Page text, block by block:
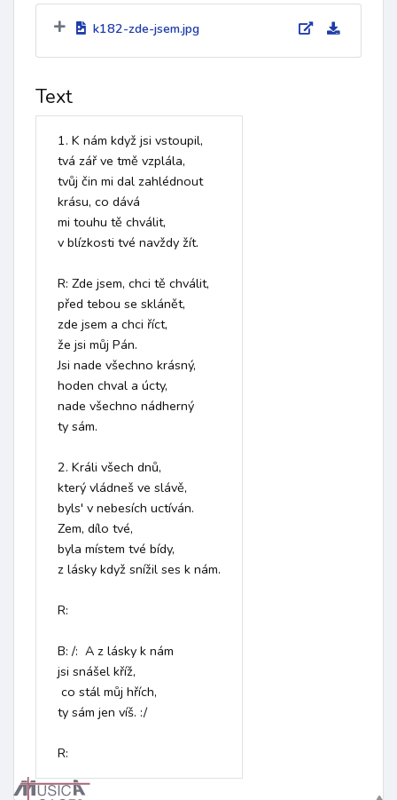
k182-zde-jsem.jpg
Text
1. K nám když jsi vstoupil,
tvá zář ve tmě vzplála,
tvůj čin mi dal zahlédnout
krásu, co dává
mi touhu tě chválit,
v blízkosti tvé navždy žít.
R: Zde jsem, chci tě chválit,
před tebou se sklánět,
zde jsem a chci říct,
že jsi můj Pán.
Jsi nade všechno krásný,
hoden chval a úcty,
nade všechno nádherný
ty sám.
2. Králi všech dnů,
který vládneš ve slávě,
byls' v nebesích uctíván.
Zem, dílo tvé,
byla místem tvé bídy,
z lásky když snížil ses k nám.
R:
B: /:  A z lásky k nám
jsi snášel kříž,
ty sám jen víš. :/
R: